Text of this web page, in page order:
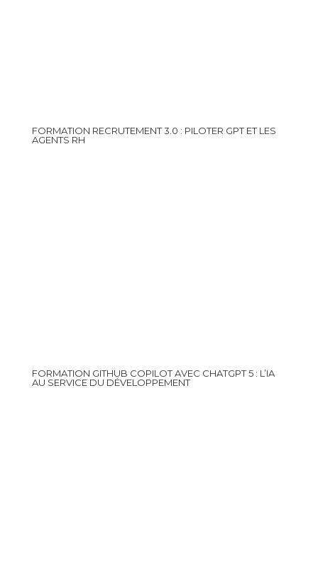
FORMATION RECRUTEMENT 3.0 : PILOTER GPT ET LES
AGENTS RH
FORMATION GITHUB COPILOT AVEC CHATGPT 5 : L’IA
AU SERVICE DU DÉVELOPPEMENT